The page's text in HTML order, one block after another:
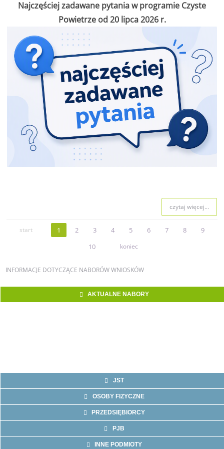
Najczęściej zadawane pytania w programie Czyste
Powietrze od 20 lipca 2026 r.
czytaj więcej...
start 1 2 3 4 5 6 7 8
9
10
koniec
INFORMACJE DOTYCZĄCE NABORÓW WNIOSKÓW
AKTUALNE NABORY
JST
OSOBY FIZYCZNE
PRZEDSIĘBIORCY
PJB
INNE PODMIOTY